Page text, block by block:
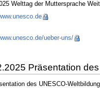
Welttag der Muttersprache
ueber-uns/
Präsentation
des UNESCO-